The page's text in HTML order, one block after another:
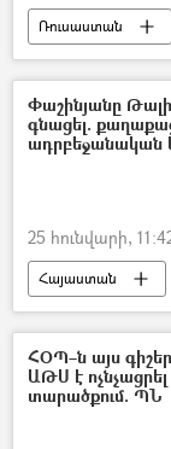
Ռուսաստան
խանութ
Փաշինյանը
գնացել.
ադրբեջանական
25 հունվարի,
Հայաստան
Եկեղեցի
երգ
ՀՕՊ–ն այս
ԱԹՍ է
տարածքում. ՊՆ